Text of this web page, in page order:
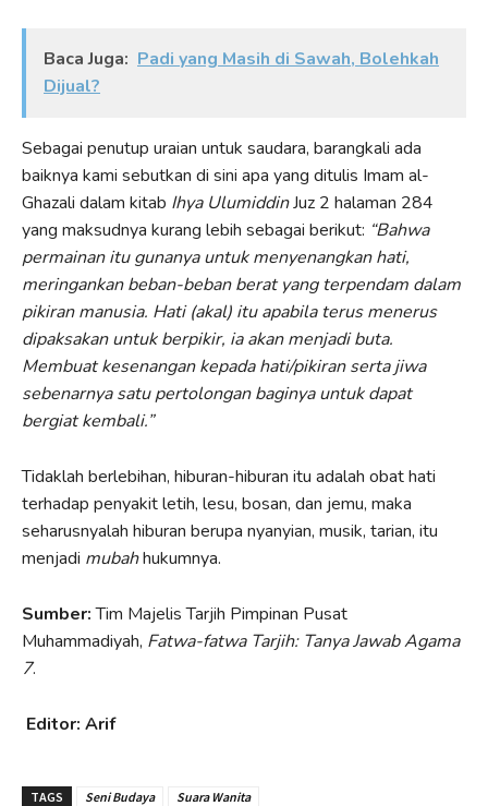
Baca Juga: Padi yang Masih di Sawah, Bolehkah
Dijual?
Sebagai penutup uraian untuk saudara, barangkali ada
baiknya kami sebutkan di sini apa yang ditulis Imam al-
Ghazali dalam kitab Ihya UlumiddinJuz 2 halaman 284
yang maksudnya kurang lebih sebagai berikut: “Bahwa
permainan itu gunanya untuk menyenangkan hati,
meringankan beban-beban berat yang terpendam dalam
pikiran manusia. Hati (akal) itu apabila terus menerus
dipaksakan untuk berpikir, ia akan menjadi buta.
Membuat kesenangan kepada hati/pikiran serta jiwa
sebenarnya satu pertolongan baginya untuk dapat
bergiat kembali.”
Tidaklah berlebihan, hiburan-hiburan itu adalah obat hati
terhadap penyakit letih, lesu, bosan, dan jemu, maka
seharusnyalah hiburan berupa nyanyian, musik, tarian, itu
menjadi mubahhukumnya.
Sumber:Tim Majelis Tarjih Pimpinan Pusat
Muhammadiyah, Fatwa-fatwa Tarjih: Tanya Jawab Agama
7.
Editor: Arif
TAGS Seni Budaya Suara Wanita